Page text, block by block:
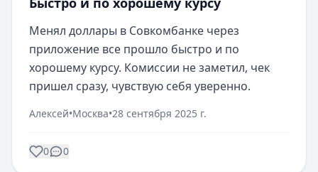
Менял доллары в Совкомбанке через
приложение все прошло быстро и по
хорошему курсу. Комиссии не заметил, чек
пришел сразу, чувствую себя уверенно.
Алексей•Москва•28 сентября 2025 г.
0 0